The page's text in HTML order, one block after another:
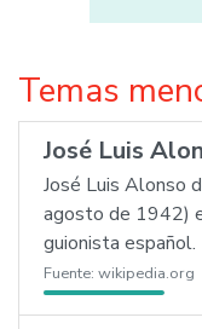
Temas
José Luis
José Luis Alonso
agosto de 1942)
guionista español.
Fuente: wikipedia.org